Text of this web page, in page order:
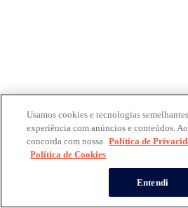
Usamos cookies e tecnologias
experiência com anúncios e conteúdos.
concorda com nossa Política de
Política de Cookies
Entendi